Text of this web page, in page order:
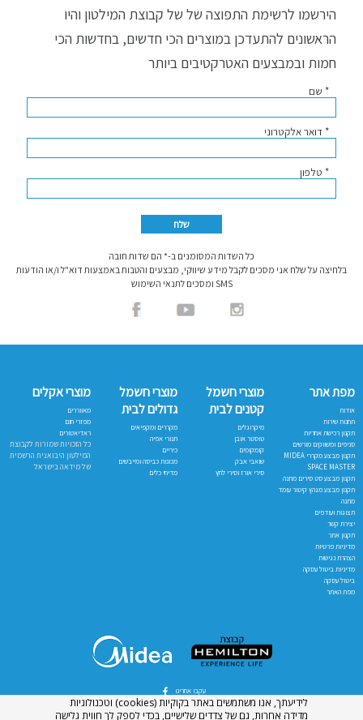
הירשמו לרשימת התפוצה של של קבוצת המילטון והיו
הראשונים להתעדכן במוצרים הכי חדשים, בחדשות הכי
חמות ובמבצעים האטרקטיבים ביותר
* שם
* דואר אלקטרוני
* טלפון
כל השדות המסומנים ב-* הם שדות חובה
בלחיצה על שלח אני מסכים לקבל מידע שיווקי, מבצעים והטבות באמצעות דוא"ל ו/או הודעות
SMS ומסכים לתנאי השימוש
מפת אתר
אודות
תחנות שירות
תקנון רכישת אחריות
סניפים ומשווקים מורשים
תקנון מבצע מקררי MIDEA
SPACE MASTER
תקנון מבצע סט סירים מתנה
תקנון מבצע מגהץ קיטור עומד
מתנה
תצוגות ועודפים
יצירת קשר
תקנון אתר
מדיניות פרטיות
הצהרת נגישות
מדיניות ביטול עסקה
ביטול עסקה
מפת האתר
מוצרי חשמל
קטנים לבית
מיקרוגלים
טוסטר אובן
קומקומים
שואבי אבק
סירי אורז וסירי לחץ
מוצרי חשמל
גדולים לבית
מקררים ומקפיאים
תנורי אפיה
כיריים
מכונות כביסה ומייבשים
מדיחי כלים
מוצרי אקלים
מאווררים
מפזרי חום
ראדיאטורים
כל הזכויות שמורות לקבוצת
המילטון היבואנית הרשמית
של מידאה בישראל
עקבו אחרינו
לידיעתך, אנו משתמשים באתר בקוקיות (cookies) וטכנולוגיות
מדידה אחרות, גם של צדדים שלישיים, בכדי לספק לך חווית גלישה